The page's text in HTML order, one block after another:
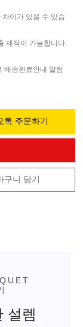
이가 있을 수 있습
제작이 가능합니다.
배송완료안내 알림
톡 주문하기
구니 담기
설렘